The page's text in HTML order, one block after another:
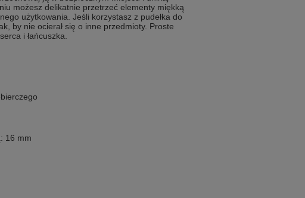
możesz delikatnie przetrzeć elementy miękką
użytkowania. Jeśli korzystasz z pudełka do
by nie ocierał się o inne przedmioty. Proste
i łańcuszka.
16 mm